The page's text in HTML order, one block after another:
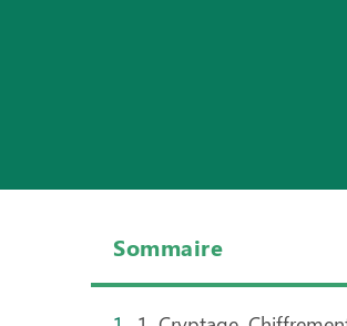
Sommaire